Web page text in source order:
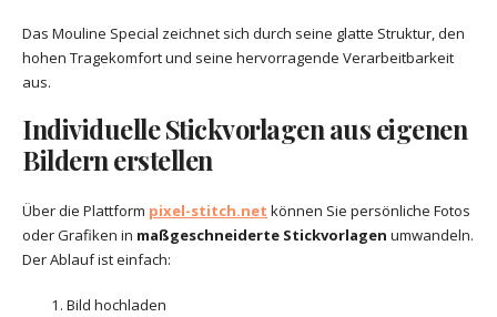
Das Mouline Special zeichnet sich durch seine glatte Struktur, den
hohen Tragekomfort und seine hervorragende Verarbeitbarkeit
aus.
Individuelle Stickvorlagen aus eigenen
Bildern erstellen
Über die Plattform pixel-stitch.net können Sie persönliche Fotos
oder Grafiken in maßgeschneiderte Stickvorlagen umwandeln.
Der Ablauf ist einfach:
Bild hochladen